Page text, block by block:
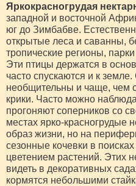
Яркокрасногрудая
западной и восточной
юг до Зимбабве.
открытые леса и саванны,
тропические регионы,
Эти птицы держатся в
часто спускаются и к
необщительны и чаще, чем
крики. Часто можно
прогоняют соперников со
местах ярко-красногрудые
образ жизни, но на
сезонные кочевки в
цветением растений. Этих
видеть в декоративных
кормятся небольшими